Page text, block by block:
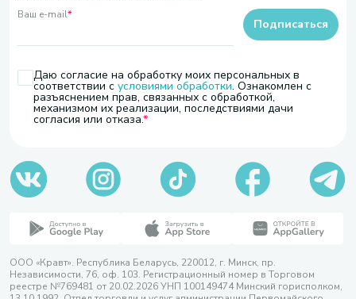
Ваш e-mail*
Даю согласие на обработку моих персональных в
соответствии с условиями обработки. Ознакомлен с
разъяснением прав, связанных с обработкой,
механизмом их реализации, последствиями дачи
согласия или отказа.
Подписаться
ООО «Кравт». Республика Беларусь, 220012, г. Минск, пр.
Независимости, 76, оф. 103. Регистрационный номер в Торговом
реестре №769481 от 20.02.2026 УНП 100149474 Минский горисполком,